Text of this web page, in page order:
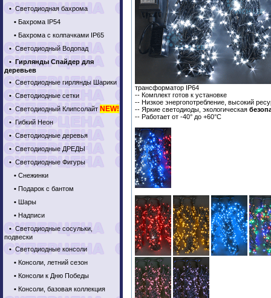
•Светодиодная бахрома
• Бахрома IP54
• Бахрома с колпачками IP65
•Светодиодный Водопад
•Гирлянды Спайдер для
деревьев
•Светодиодные гирлянды Шарики
•Светодиодные сетки
•Светодиодный Клипсолайт NEW!
•Гибкий Неон
•Светодиодные деревья
•Светодиодные ДРЕДЫ
•Светодиодные Фигуры
• Снежинки
• Подарок с бантом
• Шары
• Надписи
•Светодиодные сосульки,
подвески
•Светодиодные консоли
• Консоли, летний сезон
• Консоли к Дню Победы
• Консоли, базовая коллекция
трансформатор IP64
-- Комплект готов к установке
-- Низкое энергопотребление, высокий
-- Яркие светодиоды, экологическая
-- Работает от -40° до +60°C